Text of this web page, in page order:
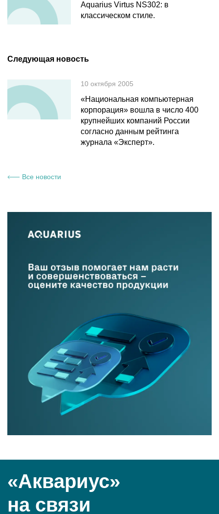
Aquarius Virtus NS302: в
классическом стиле.
Следующая новость
10 октября 2005
«Национальная компьютерная
корпорация» вошла в число 400
крупнейших компаний России
согласно данным рейтинга
журнала «Эксперт».
Все новости
«Аквариус»
на связи